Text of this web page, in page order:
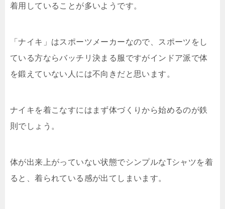
着用していることが多いようです。
「ナイキ」はスポーツメーカーなので、スポーツをし
ている方ならバッチリ決まる服ですがインドア派で体
を鍛えていない人には不向きだと思います。
ナイキを着こなすにはまず体づくりから始めるのが鉄
則でしょう。
体が出来上がっていない状態でシンプルなTシャツを着
ると、着られている感が出てしまいます。